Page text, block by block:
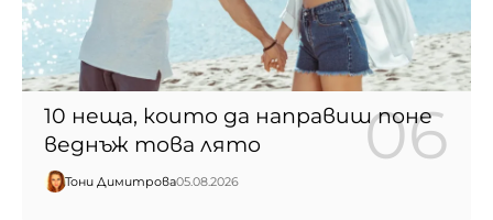
10 неща, които да направиш поне
веднъж това лято
Тони Димитрова05.08.2026